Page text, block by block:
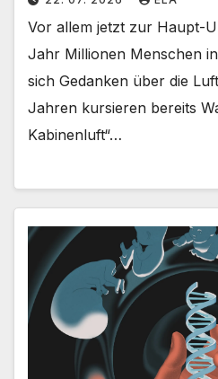
Vor allem jetzt zur Haupt-
Jahr Millionen Menschen
sich Gedanken über die
Jahren kursieren bereits
Kabinenluft“…